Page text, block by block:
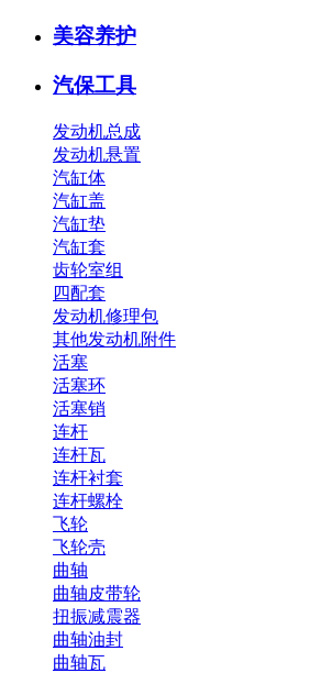
美容养护
汽保工具
发动机总成
发动机悬置
汽缸体
汽缸盖
汽缸垫
汽缸套
齿轮室组
四配套
发动机修理包
其他发动机附件
活塞
活塞环
活塞销
连杆
连杆瓦
连杆衬套
连杆螺栓
飞轮
飞轮壳
曲轴
曲轴皮带轮
扭振减震器
曲轴油封
曲轴瓦